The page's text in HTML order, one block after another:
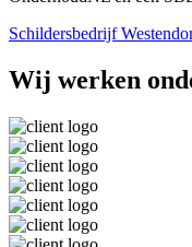
Schildersbedrijf
Wij werken